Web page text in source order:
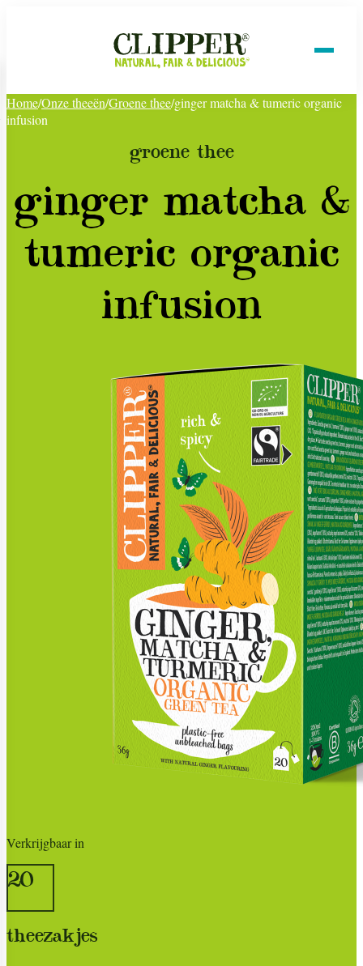
Home/Onze theeën/Groene thee/ginger matcha & tumeric organic
infusion
groene thee
ginger matcha &
tumeric organic
infusion
Verkrijgbaar in
20
theezakjes